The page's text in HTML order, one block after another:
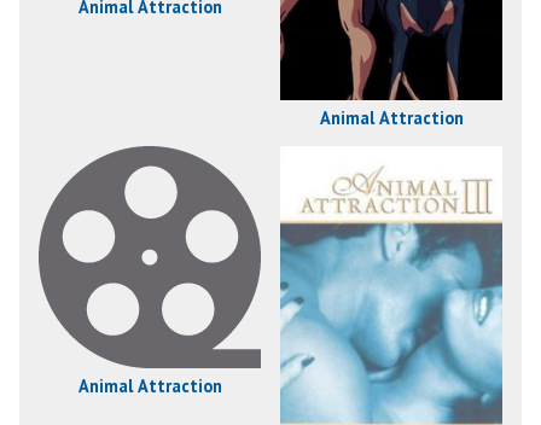
Animal Attraction
Animal Attraction
Animal Attraction